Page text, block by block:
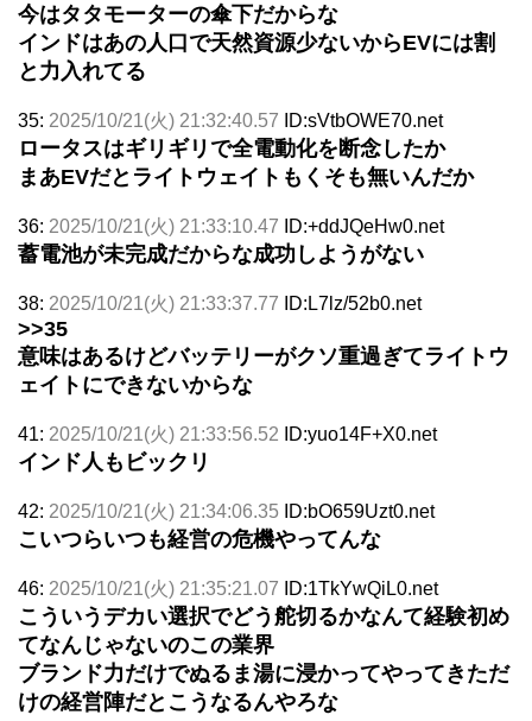
今はタタモーターの傘下だからな
インドはあの人口で天然資源少ないからEVには割
と力入れてる
35: 2025/10/21(火) 21:32:40.57 ID:sVtbOWE70.net
ロータスはギリギリで全電動化を断念したか
まあEVだとライトウェイトもくそも無いんだか
36: 2025/10/21(火) 21:33:10.47 ID:+ddJQeHw0.net
蓄電池が未完成だからな成功しようがない
38: 2025/10/21(火) 21:33:37.77 ID:L7lz/52b0.net
>>35
意味はあるけどバッテリーがクソ重過ぎてライトウ
ェイトにできないからな
41: 2025/10/21(火) 21:33:56.52 ID:yuo14F+X0.net
インド人もビックリ
42: 2025/10/21(火) 21:34:06.35 ID:bO659Uzt0.net
こいつらいつも経営の危機やってんな
46: 2025/10/21(火) 21:35:21.07 ID:1TkYwQiL0.net
こういうデカい選択でどう舵切るかなんて経験初め
てなんじゃないのこの業界
ブランド力だけでぬるま湯に浸かってやってきただ
けの経営陣だとこうなるんやろな